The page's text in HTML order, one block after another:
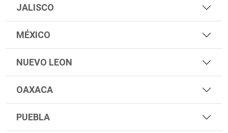
JALISCO
MÉXICO
NUEVO LEON
OAXACA
PUEBLA